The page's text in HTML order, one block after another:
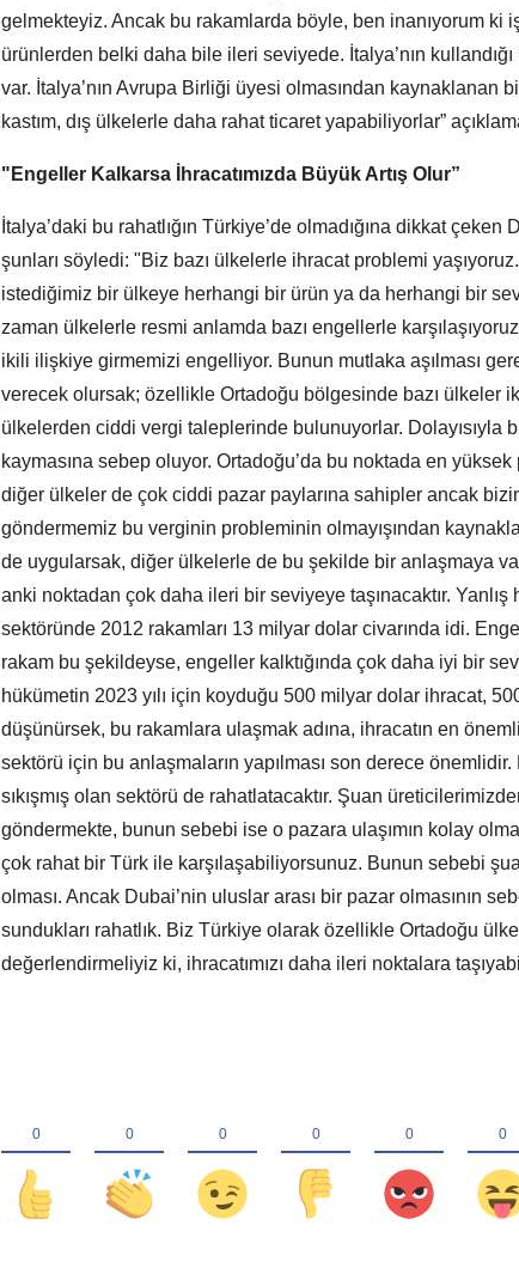
gelmekteyiz. Ancak bu rakamlarda böyle, ben inanıyorum ki
ürünlerden belki daha bile ileri seviyede. İtalya’nın
var. İtalya’nın Avrupa Birliği üyesi olmasından kaynaklanan
kastım, dış ülkelerle daha rahat ticaret yapabiliyorlar”
"Engeller Kalkarsa İhracatımızda Büyük Artış Olur”
İtalya’daki bu rahatlığın Türkiye’de olmadığına dikkat çeken
şunları söyledi: "Biz bazı ülkelerle ihracat problemi
istediğimiz bir ülkeye herhangi bir ürün ya da herhangi bir
zaman ülkelerle resmi anlamda bazı engellerle
ikili ilişkiye girmemizi engelliyor. Bunun mutlaka aşılması
verecek olursak; özellikle Ortadoğu bölgesinde bazı ülkeler
ülkelerden ciddi vergi taleplerinde bulunuyorlar. Dolayısıyla
kaymasına sebep oluyor. Ortadoğu’da bu noktada en
diğer ülkeler de çok ciddi pazar paylarına sahipler ancak
göndermemiz bu verginin probleminin olmayışından
de uygularsak, diğer ülkelerle de bu şekilde bir anlaşmaya
anki noktadan çok daha ileri bir seviyeye taşınacaktır. Yanlış
sektöründe 2012 rakamları 13 milyar dolar civarında idi.
rakam bu şekildeyse, engeller kalktığında çok daha iyi bir
hükümetin 2023 yılı için koyduğu 500 milyar dolar ihracat,
düşünürsek, bu rakamlara ulaşmak adına, ihracatın en
sektörü için bu anlaşmaların yapılması son derece
sıkışmış olan sektörü de rahatlatacaktır. Şuan
göndermekte, bunun sebebi ise o pazara ulaşımın kolay
çok rahat bir Türk ile karşılaşabiliyorsunuz. Bunun sebebi
olması. Ancak Dubai’nin uluslar arası bir pazar olmasının
sundukları rahatlık. Biz Türkiye olarak özellikle Ortadoğu
değerlendirmeliyiz ki, ihracatımızı daha ileri noktalara